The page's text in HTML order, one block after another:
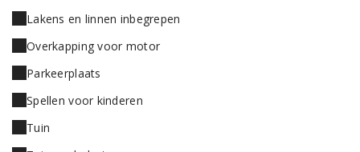
Lakens en linnen inbegrepen
Overkapping voor motor
Parkeerplaats
Spellen voor kinderen
Tuin